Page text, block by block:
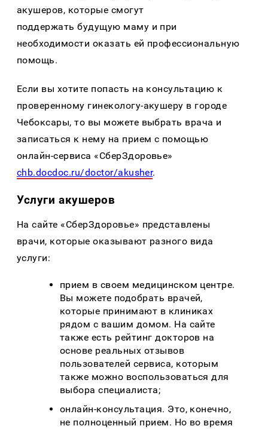
акушеров, которые смогут
поддержать будущую маму и при
необходимости оказать ей профессиональную
помощь.
Если вы хотите попасть на консультацию к
проверенному гинекологу-акушеру в городе
Чебоксары, то вы можете выбрать врача и
записаться к нему на прием с помощью
онлайн-сервиса «СберЗдоровье»
chb.docdoc.ru/doctor/akusher.
Услуги акушеров
На сайте «СберЗдоровье» представлены
врачи, которые оказывают разного вида
услуги:
прием в своем медицинском центре.
Вы можете подобрать врачей,
которые принимают в клиниках
рядом с вашим домом. На сайте
также есть рейтинг докторов на
основе реальных отзывов
пользователей сервиса, которым
также можно воспользоваться для
выбора специалиста;
онлайн-консультация. Это, конечно,
не полноценный прием. Но во время